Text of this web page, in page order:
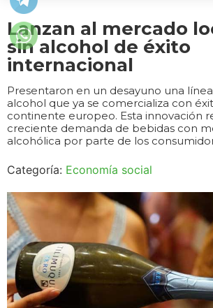
Lanzan al mercado
sin alcohol de éxito
internacional
Presentaron en un desayuno una
alcohol que ya se comercializa con
continente europeo. Esta innovación
creciente demanda de bebidas con
alcohólica por parte de los
Categoría: Economía social